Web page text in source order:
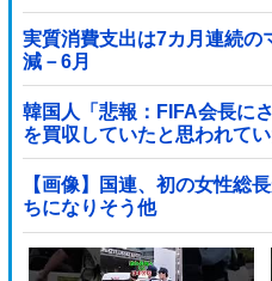
実質消費支出は7カ月連続の
減－6月
韓国人「悲報：FIFA会長に
を買収していたと思われて
国の反応
【画像】国連、初の女性
ちになりそう他